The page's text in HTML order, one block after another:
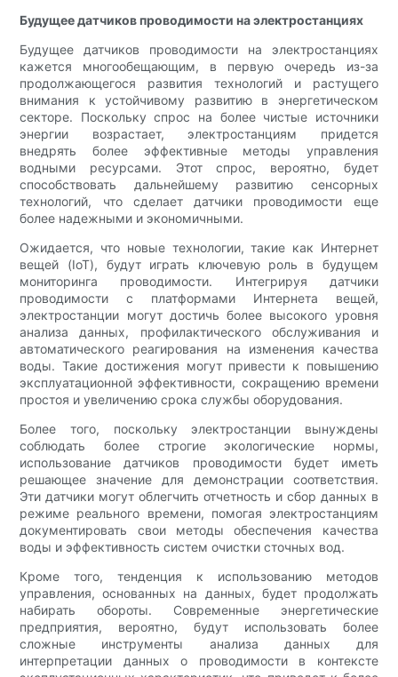
Будущее датчиков проводимости на электростанциях
Будущее датчиков проводимости на электростанциях
кажется многообещающим, в первую очередь из-за
продолжающегося развития технологий и растущего
внимания к устойчивому развитию в энергетическом
секторе. Поскольку спрос на более чистые источники
энергии возрастает, электростанциям придется
внедрять более эффективные методы управления
водными ресурсами. Этот спрос, вероятно, будет
способствовать дальнейшему развитию сенсорных
технологий, что сделает датчики проводимости еще
более надежными и экономичными.
Ожидается, что новые технологии, такие как Интернет
вещей (IoT), будут играть ключевую роль в будущем
мониторинга проводимости. Интегрируя датчики
проводимости с платформами Интернета вещей,
электростанции могут достичь более высокого уровня
анализа данных, профилактического обслуживания и
автоматического реагирования на изменения качества
воды. Такие достижения могут привести к повышению
эксплуатационной эффективности, сокращению времени
простоя и увеличению срока службы оборудования.
Более того, поскольку электростанции вынуждены
соблюдать более строгие экологические нормы,
использование датчиков проводимости будет иметь
решающее значение для демонстрации соответствия.
Эти датчики могут облегчить отчетность и сбор данных в
режиме реального времени, помогая электростанциям
документировать свои методы обеспечения качества
воды и эффективность систем очистки сточных вод.
Кроме того, тенденция к использованию методов
управления, основанных на данных, будет продолжать
набирать обороты. Современные энергетические
предприятия, вероятно, будут использовать более
сложные инструменты анализа данных для
интерпретации данных о проводимости в контексте